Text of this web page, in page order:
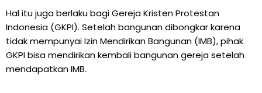
Hal itu juga berlaku bagi Gereja Kristen Protestan
Indonesia (GKPI). Setelah bangunan dibongkar karena
tidak mempunyai Izin Mendirikan Bangunan (IMB), pihak
GKPI bisa mendirikan kembali bangunan gereja setelah
mendapatkan IMB.